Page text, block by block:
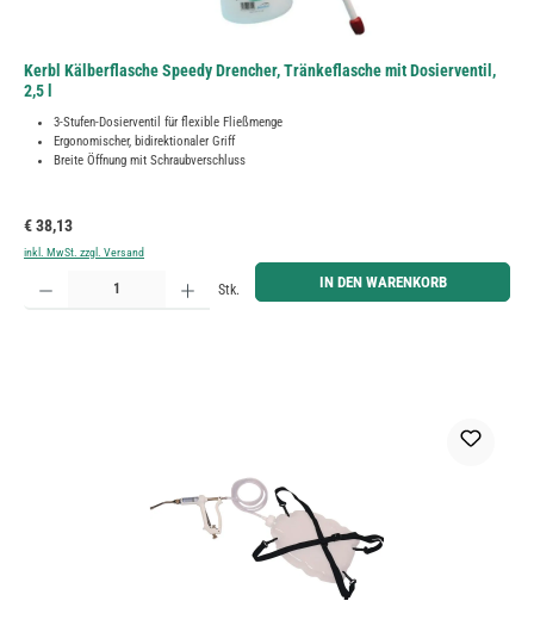
Kerbl Kälberflasche Speedy Drencher, Tränkeflasche mit Dosierventil,
2,5 l
3-Stufen-Dosierventil für flexible Fließmenge
Ergonomischer, bidirektionaler Griff
Breite Öffnung mit Schraubverschluss
Regulärer Preis:
€ 38,13
inkl. MwSt. zzgl. Versand
Produkt Anzahl: Gib den gewünschten Wert ein oder benutze die Schaltflächen um die Anzahl zu
Stk. IN DEN WARENKORB